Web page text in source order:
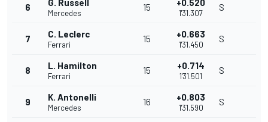
6 G. Russell
Mercedes
15 +0.520
1'31.307
S
7 C. Leclerc
Ferrari
15 +0.663
1'31.450
S
8 L. Hamilton
Ferrari
15 +0.714
1'31.501
S
9 K. Antonelli
Mercedes
16 +0.803
1'31.590
S